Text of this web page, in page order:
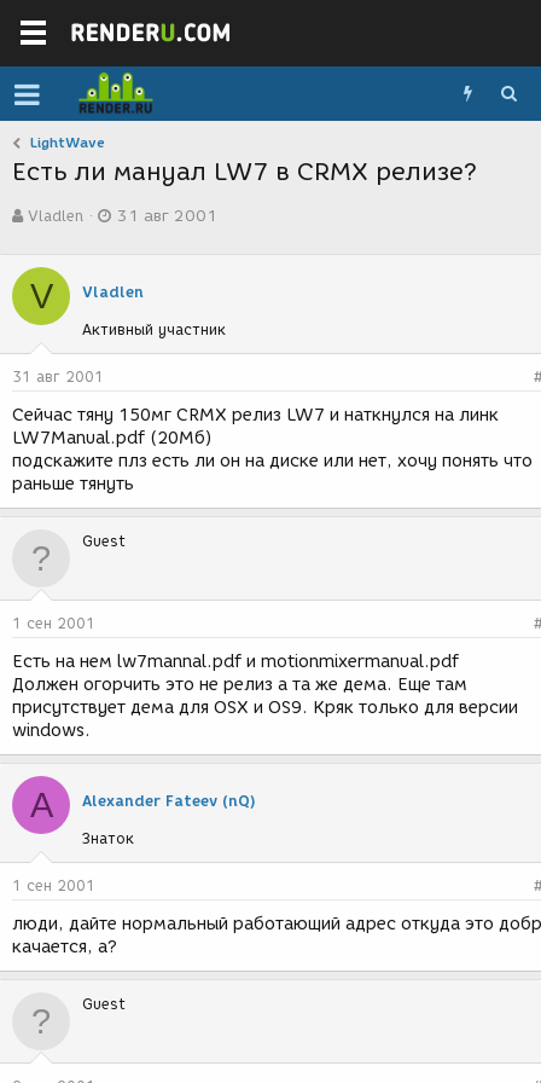
LightWave
Есть ли мануал LW7 в CRMX релизе?
в
о
р
е
м
ы
Vladlen
а
с
з
д
и
я
31 авг 2001
V Vladlen
Активный участник
31 авг 2001
Сейчас тяну 150мг CRMX релиз LW7 и наткнулся на линк
LW7Manual.pdf (20Мб)
подскажите плз есть ли он на диске или нет, хочу понять что
раньше тянуть
Guest
1 сен 2001
Есть на нем lw7mannal.pdf и motionmixermanual.pdf
Должен огорчить это не релиз а та же дема. Еще там
присутствует дема для OSX и OS9. Кряк только для версии
windows.
A Alexander Fateev (nQ)
Знаток
1 сен 2001
люди, дайте нормальный работающий адрес откуда это
качается, а?
Guest